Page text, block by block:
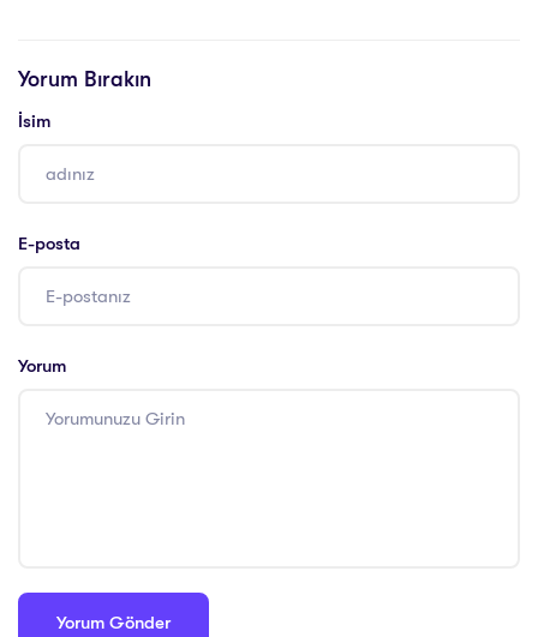
Yorum Bırakın
İsim
E-posta
Yorum